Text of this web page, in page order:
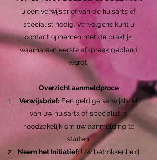
u een verwijsbrief van de huisarts of
specialist nodig. Vervolgens kunt u
contact opnemen met de praktijk,
waarna een eerste afspraak gepland
wordt.
Overzicht aanmeldproce
Verwijsbrief:Een geldige verwijsbrief
van uw huisarts of specialist is
noodzakelijk om uw aanmelding te
starten.
Neem het Initiatief:Uw betrokkenheid